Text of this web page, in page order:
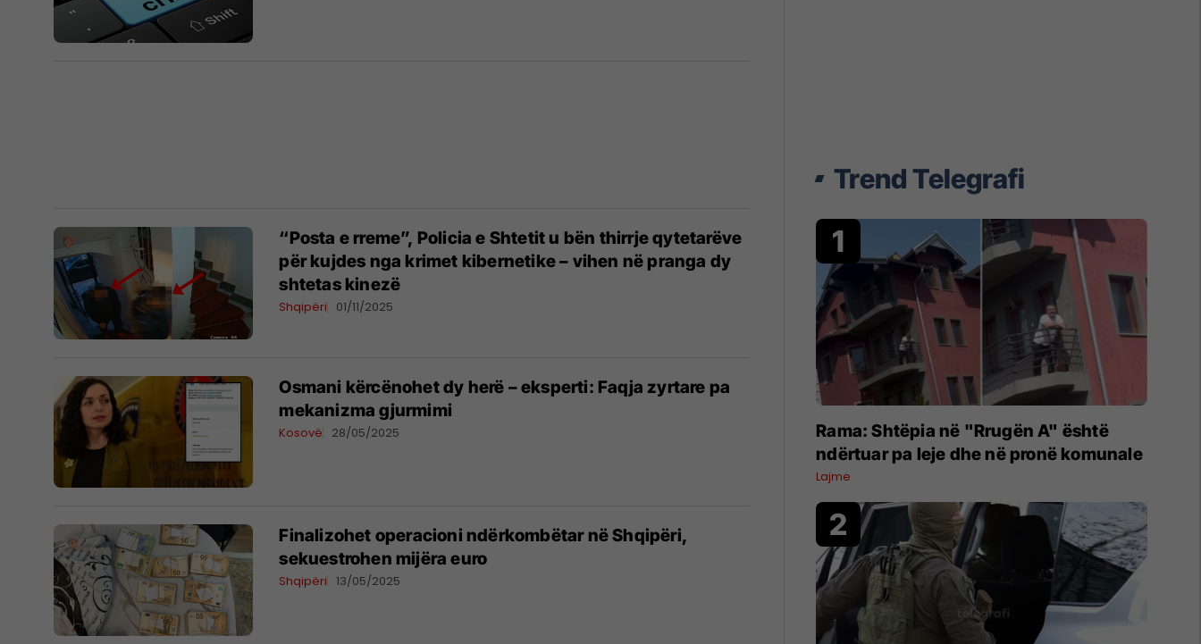
“Posta e rreme”, Policia e Shtetit u bën thirrje qytetarëve
për kujdes nga krimet kibernetike – vihen në pranga dy
shtetas kinezë
Shqipëri 01/11/2025
Osmani kërcënohet dy herë – eksperti: Faqja zyrtare pa
mekanizma gjurmimi
Kosovë 28/05/2025
Finalizohet operacioni ndërkombëtar në Shqipëri,
sekuestrohen mijëra euro
Shqipëri 13/05/2025
Trend Telegrafi
Rama: Shtëpia në "Rrugën A" është
ndërtuar pa leje dhe në pronë komunale
Lajme